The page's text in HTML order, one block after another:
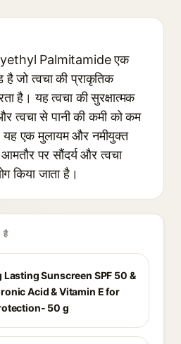
Palmitamide एक
है जो त्वचा की प्राकृतिक
है। यह त्वचा की सुरक्षात्मक
त्वचा से पानी की कमी को कम
एक मुलायम और नमीयुक्त
पर सौंदर्य और त्वचा
किया जाता है।
है
Sunscreen SPF 50 &
Acid & Vitamin E for
50 g